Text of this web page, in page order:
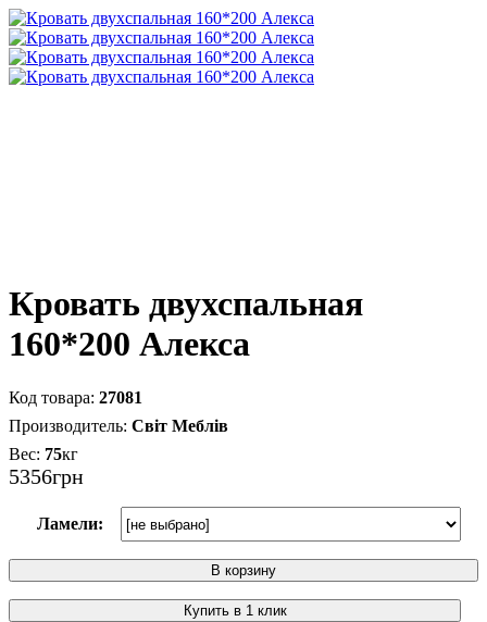
Кровать двухспальная
160*200 Алекса
27081
Світ Меблів
75кг
5356грн
Ламели:
В корзину
Купить в 1 клик